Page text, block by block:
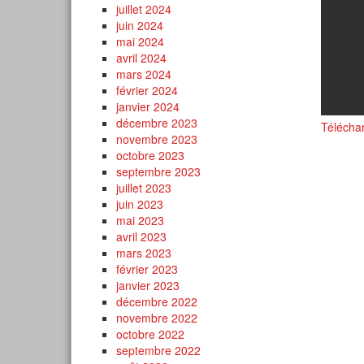
juillet 2024
juin 2024
mai 2024
avril 2024
mars 2024
février 2024
janvier 2024
décembre 2023
novembre 2023
octobre 2023
septembre 2023
juillet 2023
juin 2023
mai 2023
avril 2023
mars 2023
février 2023
janvier 2023
décembre 2022
novembre 2022
octobre 2022
septembre 2022